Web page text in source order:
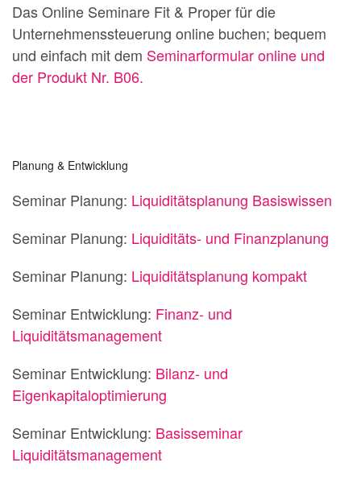
Das Online Seminare Fit & Proper für die
Unternehmenssteuerung online buchen; bequem
und einfach mit dem Seminarformular online und
der Produkt Nr. B06.
Planung & Entwicklung
Seminar Planung: Liquiditätsplanung Basiswissen
Seminar Planung: Liquiditäts- und Finanzplanung
Seminar Planung: Liquiditätsplanung kompakt
Seminar Entwicklung: Finanz- und
Liquiditätsmanagement
Seminar Entwicklung: Bilanz- und
Eigenkapitaloptimierung
Seminar Entwicklung: Basisseminar
Liquiditätsmanagement